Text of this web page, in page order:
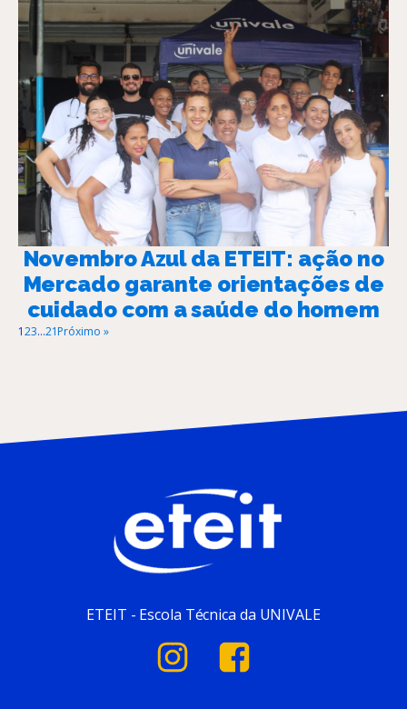
Novembro Azul da ETEIT: ação no
Mercado garante orientações de
cuidado com a saúde do homem
123…21Próximo »
ETEIT - Escola Técnica da UNIVALE